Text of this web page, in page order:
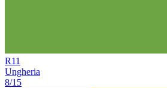
R11
Ungheria
8/15